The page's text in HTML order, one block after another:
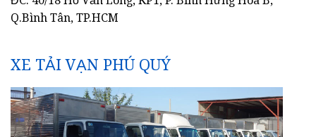
Q.Bình Tân, TP.HCM
XE TẢI VẠN PHÚ QUÝ